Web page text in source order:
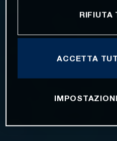
RIFIUTA
ACCETTA